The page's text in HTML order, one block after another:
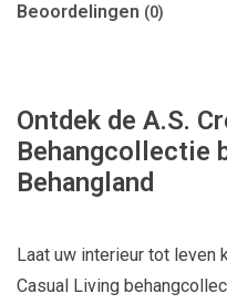
Beoordelingen (0)
Ontdek de A.S.
Behangcollectie
Behangland
Laat uw interieur tot leven
Casual Living